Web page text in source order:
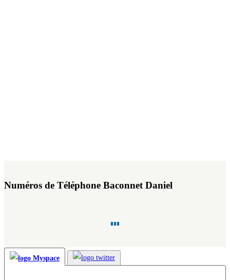
Numéros de Téléphone Baconnet Daniel